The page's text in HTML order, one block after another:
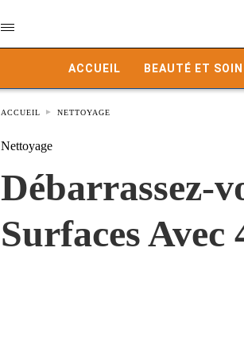
ACCUEIL BEAUTÉ ET SOIN
ACCUEIL NETTOYAGE
Nettoyage
Débarrassez-
Surfaces